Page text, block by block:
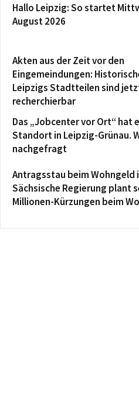
Hallo Leipzig: So startet
August 2026
Akten aus der Zeit vor den
Eingemeindungen:
Leipzigs Stadtteilen sind
recherchierbar
Das „Jobcenter vor Ort“ hat
Standort in Leipzig-Grünau.
nachgefragt
Antragsstau beim Wohngeld
Sächsische Regierung plant
Millionen-Kürzungen beim